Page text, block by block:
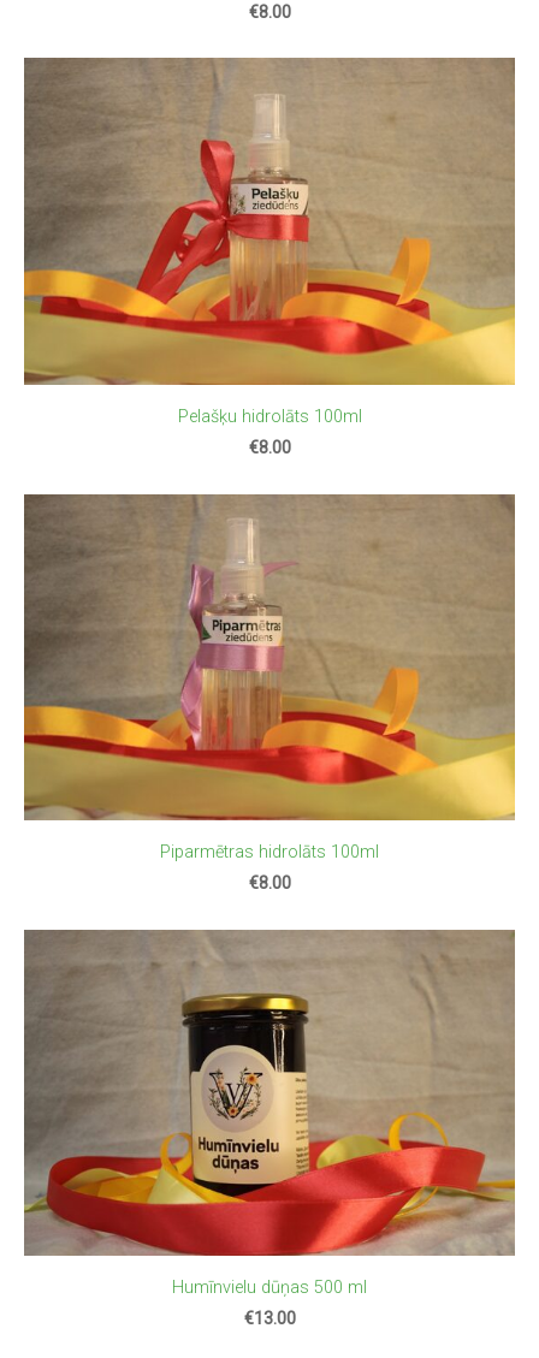
€8.00
Pelašķu hidrolāts 100ml
€8.00
Piparmētras hidrolāts 100ml
€8.00
Humīnvielu dūņas 500 ml
€13.00